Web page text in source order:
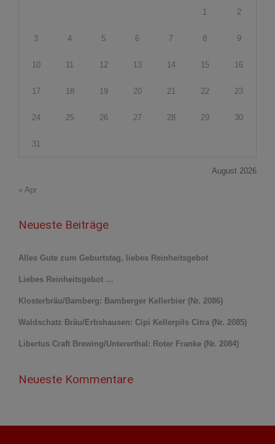
August 2026
1 2
3 4 5 6 7 8 9
10 11 12 13 14 15 16
17 18 19 20 21 22 23
24 25 26 27 28 29 30
31
« Apr
Neueste Beiträge
Alles Gute zum Geburtstag, liebes Reinheitsgebot
Liebes Reinheitsgebot …
Klosterbräu/Bamberg: Bamberger Kellerbier (Nr. 2086)
Waldschatz Bräu/Erbshausen: Cipi Kellerpils Citra (Nr. 2085)
Libertus Craft Brewing/Untererthal: Roter Franke (Nr. 2084)
Neueste Kommentare